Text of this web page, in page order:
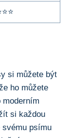
si můžete být
ho můžete
si každou
psímu